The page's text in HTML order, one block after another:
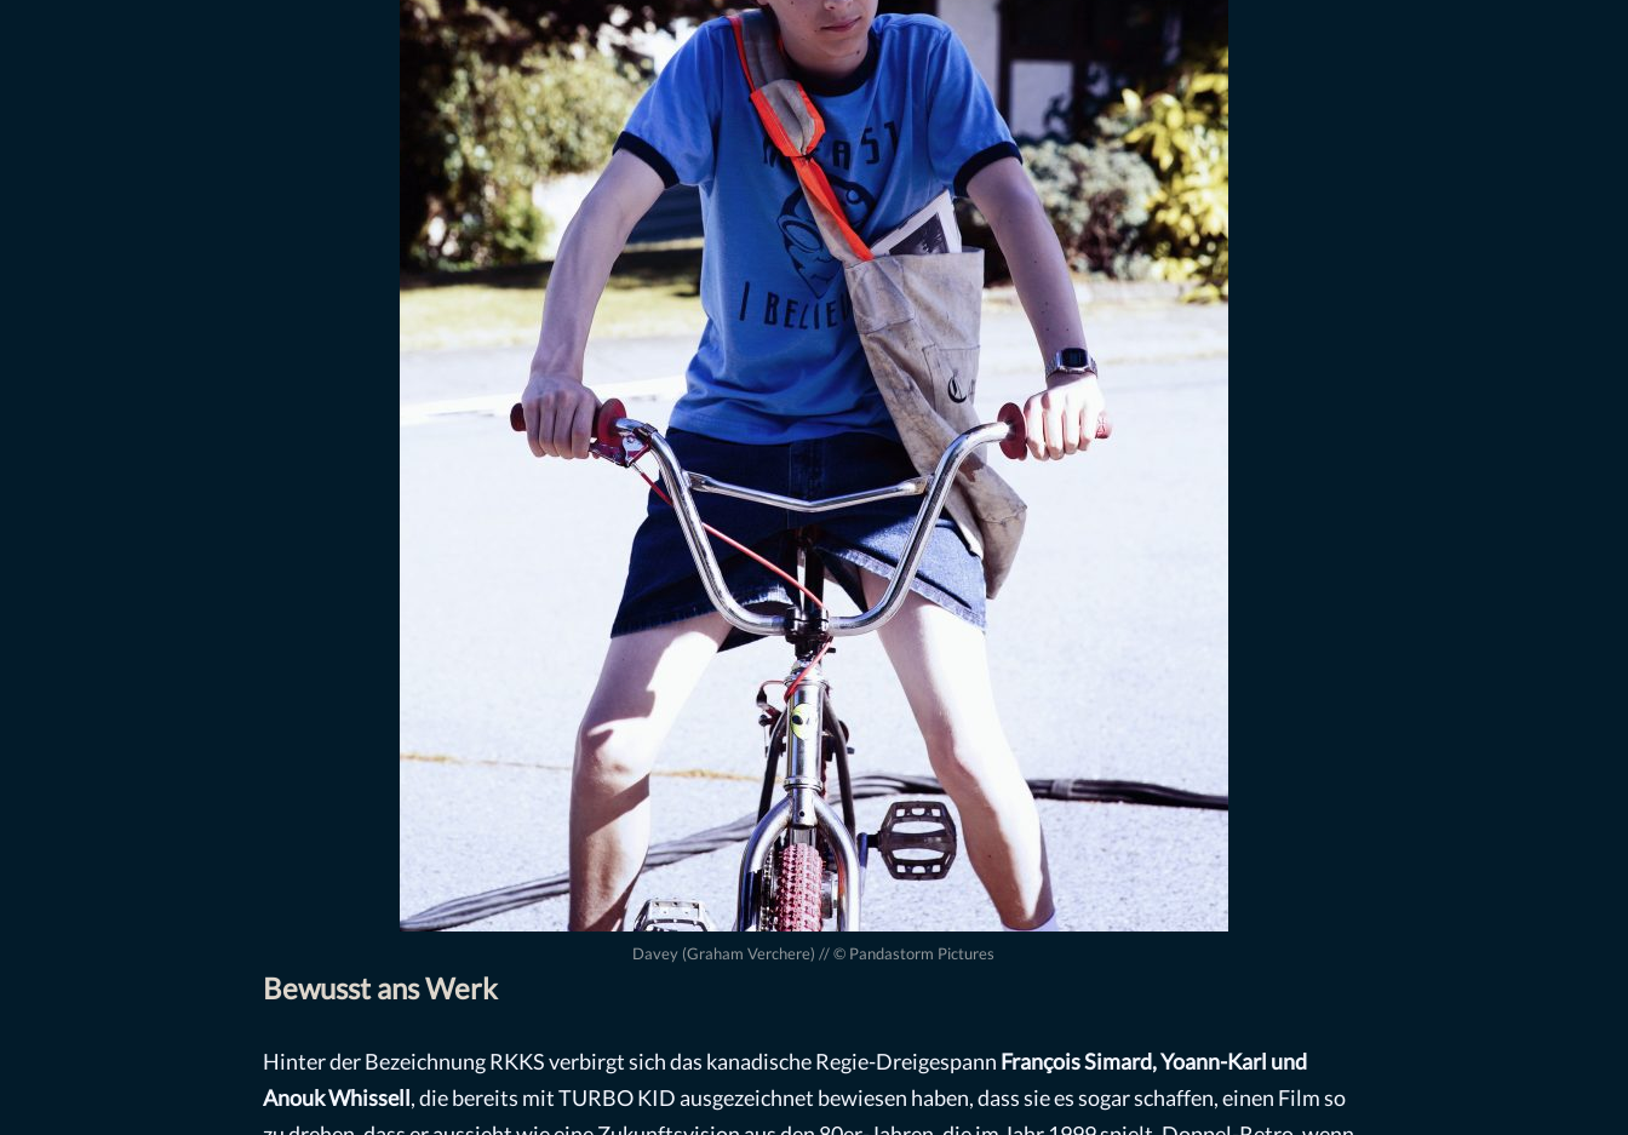
Davey (Graham Verchere) // © Pandastorm Pictures
Bewusst ans Werk
Hinter der Bezeichnung RKKS verbirgt sich das kanadische Regie-Dreigespann François Simard, Yoann-Karl und
Anouk Whissell, die bereits mit TURBO KID ausgezeichnet bewiesen haben, dass sie es sogar schaffen, einen Film so